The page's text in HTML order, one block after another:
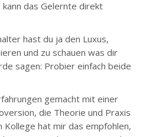
das Gelernte direkt
hast du ja den Luxus,
und zu schauen was dir
sagen: Probier einfach beide
gemacht mit einer
die Theorie und Praxis
Kollege hat mir das empfohlen,